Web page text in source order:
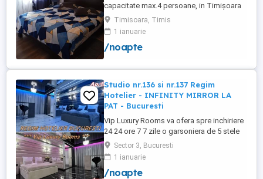
capacitate max.4 persoane, in Timișoara
la 2 km de Spitalul Judetean. (la doua
strazi)de zona Calea Buziasului
Lic.Electrotimis si la 2 km de Mosnita
Noua Centura. PARCARE. Situat la et.1 al
+wifi , frigider, mașină spălat, ...
Timisoara, Timis
1 ianuarie
/noapte
Studio nr.136 si nr.137 Regim
Hotelier - INFINITY MIRROR LA
PAT - Bucuresti
Vip Luxury Rooms va ofera spre inchiriere
24 24 ore 7 7 zile o garsoniera de 5 stele
Luxoase cu un desing unic si deosebit in
Sector 3 Bucuresti . Garsoniera se alfa in
Complex Rezidential Nou . Acces Bariera
Monitorizare Video in Complex ( de la
Sector 3, Bucuresti
1 ianuarie
/noapte